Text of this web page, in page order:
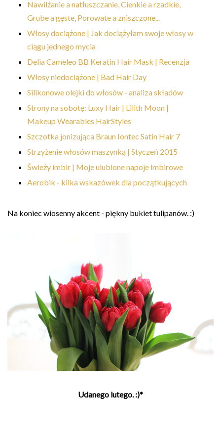
Nawilżanie a natłuszczanie, Cienkie a rzadkie,
Grube a gęste, Porowate a zniszczone...
Włosy dociążone | Jak dociążyłam swoje włosy w
ciągu jednego mycia
Delia Cameleo BB Keratin Hair Mask | Recenzja
Włosy niedociążone | Bad Hair Day
Silikonowe olejki do włosów - analiza składów
Strony na sobotę: Luxy Hair | Lilith Moon |
Makeup Wearables HairStyles
Szczotka jonizująca Braun Iontec Satin Hair 7
Strzyżenie włosów maszynką | Styczeń 2015
Świeży imbir | Moje ulubione napoje imbirowe
Aerobik - kilka wskazówek dla początkujących
Na koniec wiosenny akcent - piękny bukiet tulipanów. :)
Udanego lutego. :)*